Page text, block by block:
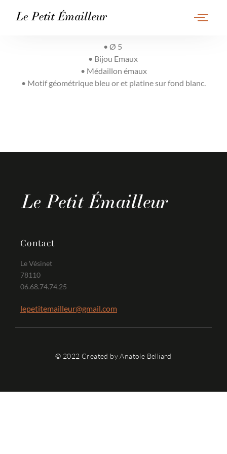
• Ø 5
• Bijou Emaux
• Médaillon émaux
• Motif géométrique bleu or et platine sur fond blanc.
Contact
Le Vésinet
78110
06.68.74.74.25
lepetitemailleur@gmail.com
© 2022 Created by Anatole Belliard